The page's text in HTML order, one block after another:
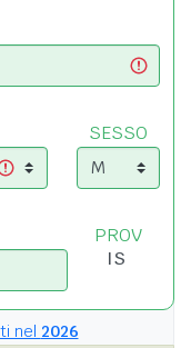
SESSO
PROV
nel 2026